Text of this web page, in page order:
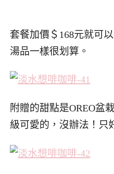
套餐加價＄168元就可
湯品一樣很划算。
附贈的甜點是OREO盆
級可愛的，沒辦法！只